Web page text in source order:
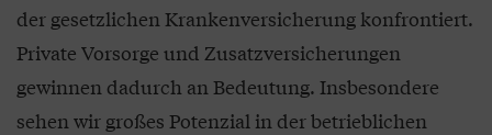
der gesetzlichen Krankenversicherung konfrontiert.
Private Vorsorge und Zusatzversicherungen
gewinnen dadurch an Bedeutung. Insbesondere
sehen wir großes Potenzial in der betrieblichen